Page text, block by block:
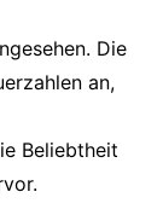
Die
an,
Beliebtheit